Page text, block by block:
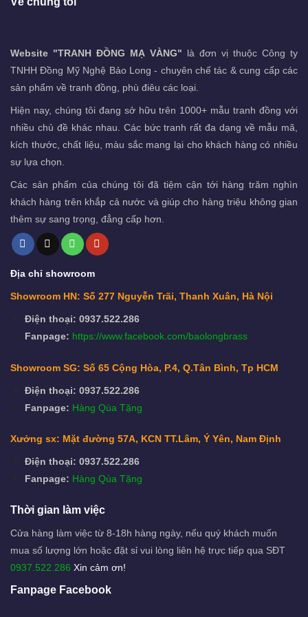
Website "TRANH ĐỒNG MẠ VÀNG" là đơn vị thuộc Công ty
TNHH Đồng Mỹ Nghệ Bảo Long - chuyên chế tác & cung cấp các
sản phẩm về tranh đồng, phù điêu các loại.
Hiện nay, chúng tôi đang sở hữu trên 1000+ mẫu tranh đồng với
nhiều chủ đề khác nhau. Các bức tranh rất đa dạng về mẫu mã,
kích thước, chất liệu, màu sắc mang lại cho khách hàng có nhiều
sự lựa chọn.
Các sản phẩm của chúng tôi đã tiệm cận tới hàng trăm nghìn
khách hàng trên khắp cả nước và giúp cho hàng triệu không gian
thêm sự sang trọng, đẳng cấp hơn.
Địa chỉ showroom
Showroom HN: Số 277 Nguyễn Trãi, Thanh Xuân, Hà Nội
Điện thoại: 0937.522.286
Fanpage: https://www.facebook.com/baolongbrass
Showroom SG: Số 65 Cộng Hòa, P.4, Q.Tân Bình, Tp HCM
Điện thoại: 0937.522.286
Fanpage: Hàng Qùa Tặng
Xưởng sx: Mặt đường 57A, KCN TT.Lâm, Ý Yên, Nam Định
Điện thoại: 0937.522.286
Fanpage: Hàng Qùa Tặng
Thời gian làm việc
Cửa hàng làm việc từ 8-18h hàng ngày, nếu quý khách muốn
mua số lượng lớn hoặc đặt sỉ vui lòng liên hệ trực tiếp qua SĐT
0937.522.286 Xin cảm ơn!
Fanpage Facebook